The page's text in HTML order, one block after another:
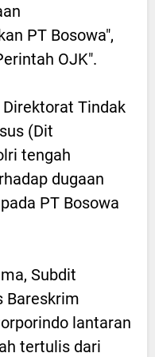
PT Bosowa",
OJK".
Direktorat Tindak
(Dit
tengah
dugaan
PT Bosowa
Subdit
Bareskrim
lantaran
tertulis dari